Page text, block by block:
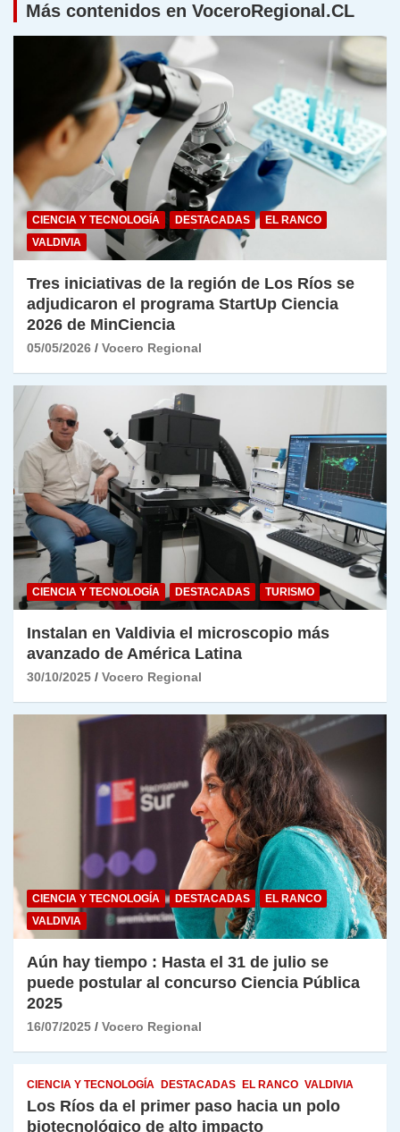
Más contenidos en VoceroRegional.CL
CIENCIA Y TECNOLOGÍA DESTACADAS
EL RANCO
VALDIVIA
Tres iniciativas de la región de Los Ríos se
adjudicaron el programa StartUp Ciencia
2026 de MinCiencia
05/05/2026 Vocero Regional
CIENCIA Y TECNOLOGÍA DESTACADAS TURISMO
Instalan en Valdivia el microscopio más
avanzado de América Latina
30/10/2025 Vocero Regional
CIENCIA Y TECNOLOGÍA DESTACADAS
EL RANCO
VALDIVIA
Aún hay tiempo : Hasta el 31 de julio se
puede postular al concurso Ciencia Pública
2025
16/07/2025 Vocero Regional
CIENCIA Y TECNOLOGÍA DESTACADAS EL RANCO VALDIVIA
Los Ríos da el primer paso hacia un polo
biotecnológico de alto impacto